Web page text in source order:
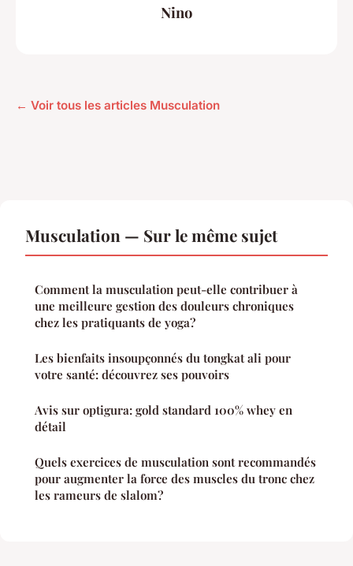
Nino
← Voir tous les articles Musculation
Musculation — Sur le même sujet
Comment la musculation peut-elle contribuer à
une meilleure gestion des douleurs chroniques
chez les pratiquants de yoga?
Les bienfaits insoupçonnés du tongkat ali pour
votre santé: découvrez ses pouvoirs
Avis sur optigura: gold standard 100% whey en
détail
Quels exercices de musculation sont recommandés
pour augmenter la force des muscles du tronc chez
les rameurs de slalom?